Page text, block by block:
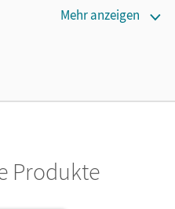
Titel nutzen möchten.
Mehr anzeigen
Produkte